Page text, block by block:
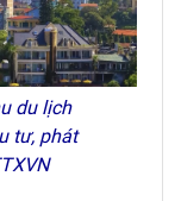
du lịch
tư, phát